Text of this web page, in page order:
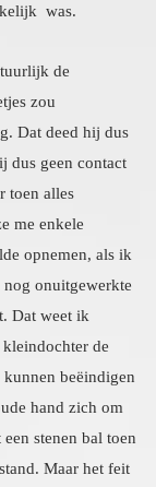
was.
de
zou
hij dus
contact
alles
enkele
als ik
weet ik
de
beëindigen
zich om
bal toen
het feit
wist dat ik
maag en
niet mocht
ik ga echt
het op
ik er een
van mijn
is maar
en
Maar ik